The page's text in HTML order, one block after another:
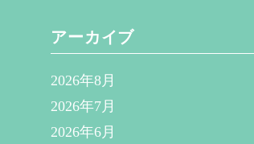
アーカイブ
2026年8月
2026年7月
2026年6月